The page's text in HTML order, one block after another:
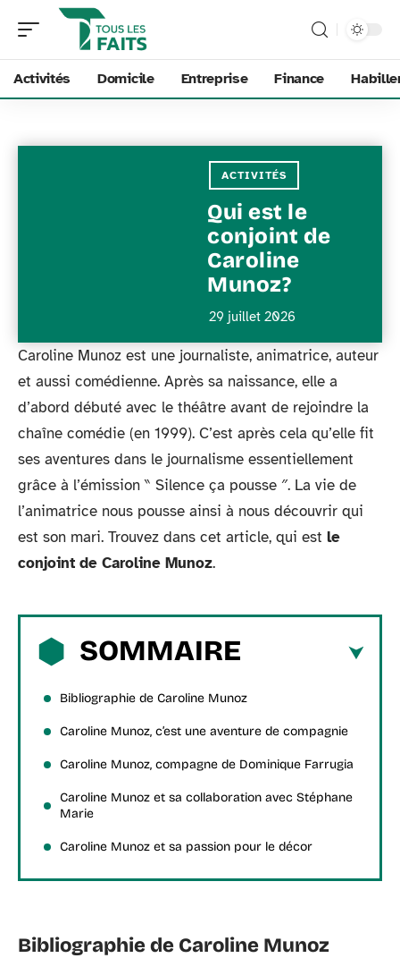
Activités Domicile Entreprise Finance
ACTIVITÉS
Qui est le
conjoint de
Caroline
Munoz?
29 juillet 2026
Caroline Munoz est une journaliste, animatrice, auteur
et aussi comédienne. Après sa naissance, elle a
d’abord débuté avec le théâtre avant de rejoindre la
chaîne comédie (en 1999). C’est après cela qu’elle fit
ses aventures dans le journalisme essentiellement
grâce à l’émission ‶ Silence ça pousse ″. La vie de
l’animatrice nous pousse ainsi à nous découvrir qui
est son mari. Trouvez dans cet article, qui est le
conjoint de Caroline Munoz.
SOMMAIRE
Bibliographie de Caroline Munoz
Caroline Munoz, c’est une aventure de compagnie
Caroline Munoz, compagne de Dominique Farrugia
Caroline Munoz et sa collaboration avec Stéphane
Marie
Caroline Munoz et sa passion pour le décor
Bibliographie de Caroline Munoz